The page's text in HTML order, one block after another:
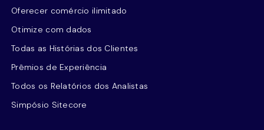
Oferecer comércio ilimitado
Otimize com dados
Todas as Histórias dos Clientes
Prêmios de Experiência
Todos os Relatórios dos Analistas
Simpósio Sitecore